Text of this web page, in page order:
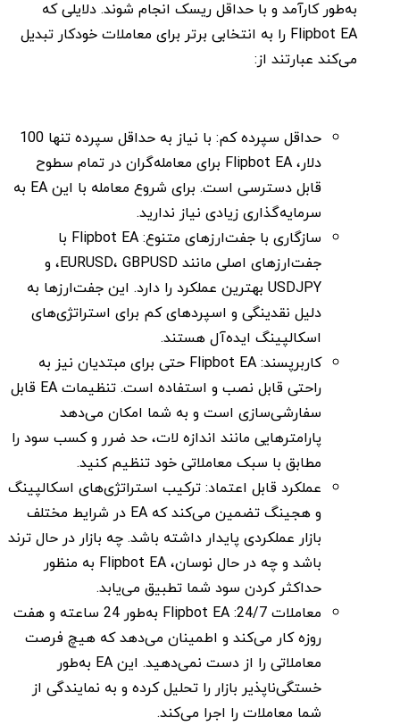
به‌طور کارآمد و با حداقل ریسک انجام شوند. دلایلی که
Flipbot EA را به انتخابی برتر برای معاملات خودکار تبدیل
می‌کند عبارتند از:
حداقل سپرده کم: با نیاز به حداقل سپرده تنها 100
دلار، Flipbot EA برای معامله‌گران در تمام سطوح
قابل دسترسی است. برای شروع معامله با این EA به
سرمایه‌گذاری زیادی نیاز ندارید.
سازگاری با جفت‌ارزهای متنوع: Flipbot EA با
جفت‌ارزهای اصلی مانند EURUSD، GBPUSD، و
USDJPY بهترین عملکرد را دارد. این جفت‌ارزها به
دلیل نقدینگی و اسپردهای کم برای استراتژی‌های
اسکالپینگ ایده‌آل هستند.
کاربرپسند: Flipbot EA حتی برای مبتدیان نیز به
راحتی قابل نصب و استفاده است. تنظیمات EA قابل
سفارشی‌سازی است و به شما امکان می‌دهد
پارامترهایی مانند اندازه لات، حد ضرر و کسب سود را
مطابق با سبک معاملاتی خود تنظیم کنید.
عملکرد قابل اعتماد: ترکیب استراتژی‌های اسکالپینگ
و هجینگ تضمین می‌کند که EA در شرایط مختلف
بازار عملکردی پایدار داشته باشد. چه بازار در حال ترند
باشد و چه در حال نوسان، Flipbot EA به منظور
حداکثر کردن سود شما تطبیق می‌یابد.
معاملات 24/7: Flipbot EA به‌طور 24 ساعته و هفت
روزه کار می‌کند و اطمینان می‌دهد که هیچ فرصت
معاملاتی را از دست نمی‌دهید. این EA به‌طور
خستگی‌ناپذیر بازار را تحلیل کرده و به نمایندگی از
شما معاملات را اجرا می‌کند.